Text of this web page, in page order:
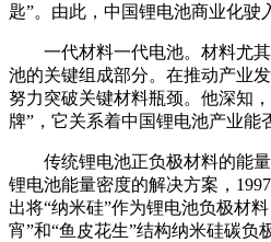
匙”。由此，中国锂电池商业化驶
一代材料一代电池。材料尤
池的关键组成部分。在推动产业
努力突破关键材料瓶颈。他深知
牌”，它关系着中国锂电池产业能
传统锂电池正负极材料的能
锂电池能量密度的解决方案，
出将“纳米硅”作为锂电池负极材
宵”和“鱼皮花生”结构纳米硅碳负